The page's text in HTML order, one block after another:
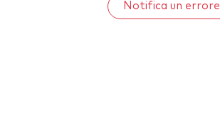
Notifica un errore